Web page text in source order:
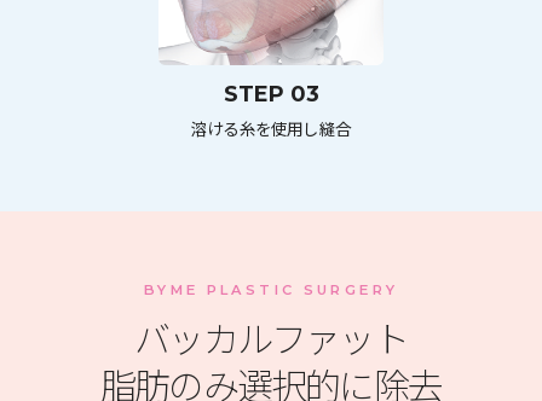
STEP 03
溶ける糸を使用し縫合
BYME PLASTIC SURGERY
バッカルファット
脂肪のみ選択的に除去